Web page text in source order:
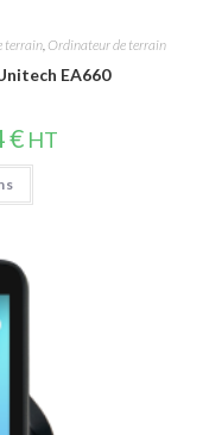
terrain, Ordinateur de terrain
EA660
€ HT